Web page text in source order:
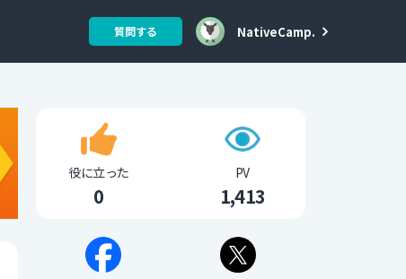
質問する NativeCamp.
役に立った
0
PV
1,413